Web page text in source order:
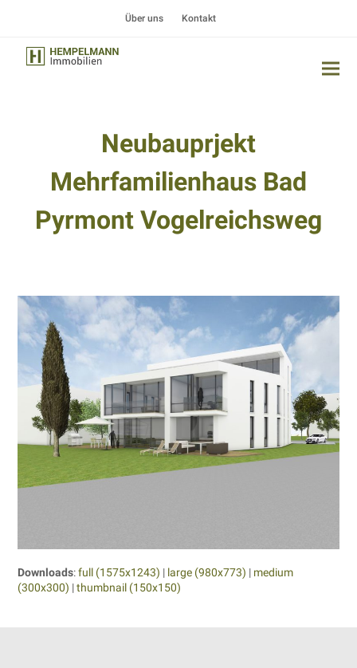
Über uns Kontakt
Neubauprjekt
Mehrfamilienhaus Bad
Pyrmont Vogelreichsweg
Downloads:full (1575x1243) | large (980x773) | medium
(300x300) |thumbnail (150x150)